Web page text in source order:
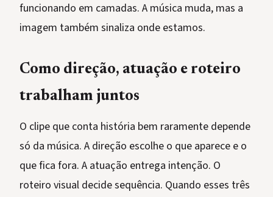
funcionando em camadas. A música muda, mas a
imagem também sinaliza onde estamos.
Como direção, atuação e roteiro
trabalham juntos
O clipe que conta história bem raramente depende
só da música. A direção escolhe o que aparece e o
que fica fora. A atuação entrega intenção. O
roteiro visual decide sequência. Quando esses três